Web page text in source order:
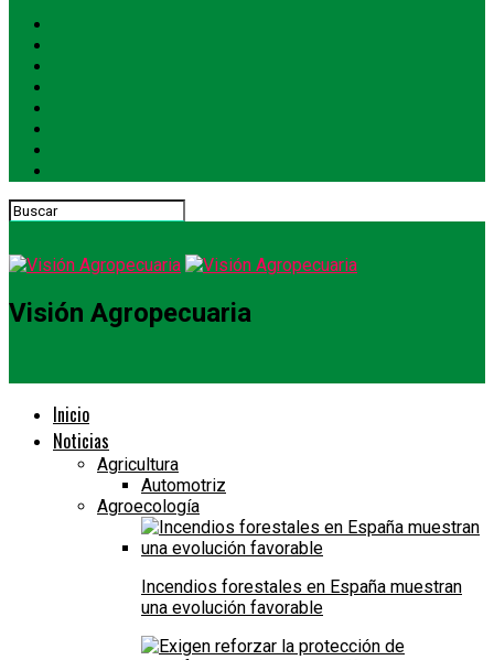
Visión Agropecuaria
Inicio
Noticias
Agricultura
Automotriz
Agroecología
Incendios forestales en España muestran
una evolución favorable